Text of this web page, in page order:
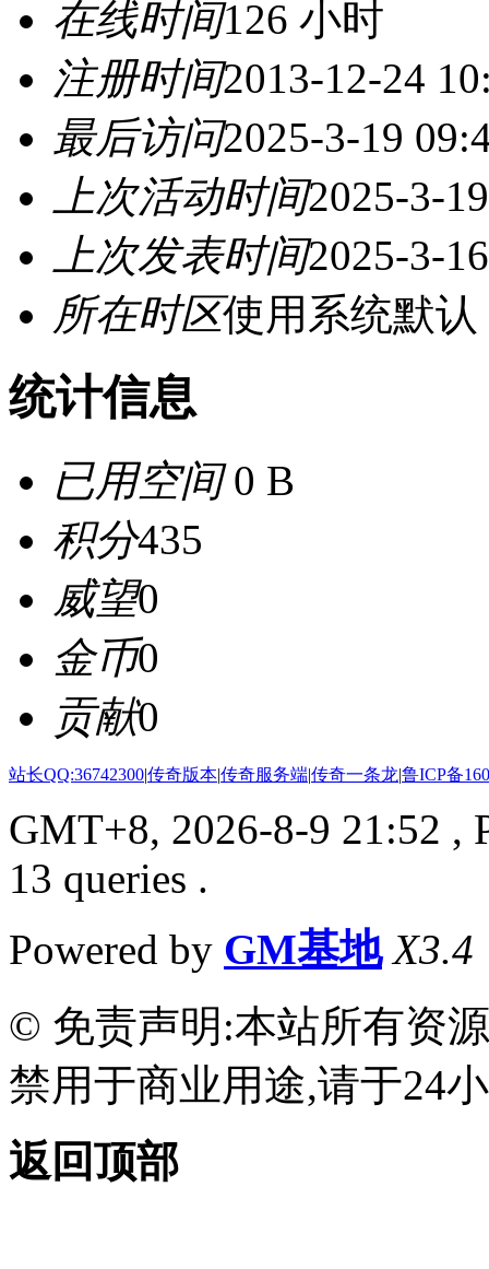
在线时间126 小时
注册时间2013-12-24
最后访问2025-3-19
上次活动时间2025-3-
上次发表时间2025-3-
所在时区使用系统默认
统计信息
已用空间0 B
积分435
威望0
金币0
贡献0
站长QQ:36742300|传奇版本|传奇服务端|传奇一条龙|鲁ICP备
GMT+8, 2026-8-9 21:52 ,
13 queries .
Powered by GM基地 X3.4
© 免责声明:本站所有资
禁用于商业用途,请于24
返回顶部